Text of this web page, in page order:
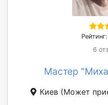
6
Мастер
Киев (Может